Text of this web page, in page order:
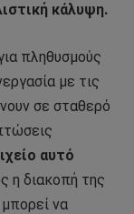
κάλυψη.
πληθυσμούς
με τις
σε σταθερό
αυτό
η διακοπή της
να